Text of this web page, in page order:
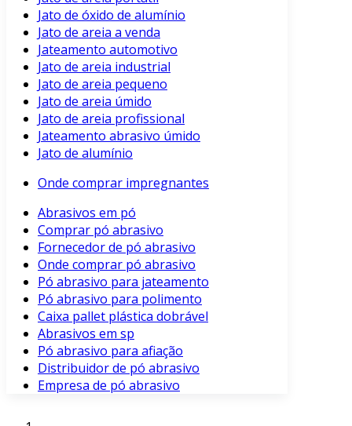
Jato de óxido de alumínio
Jato de areia a venda
Jateamento automotivo
Jato de areia industrial
Jato de areia pequeno
Jato de areia úmido
Jato de areia profissional
Jateamento abrasivo úmido
Jato de alumínio
Onde comprar impregnantes
Abrasivos em pó
Comprar pó abrasivo
Fornecedor de pó abrasivo
Onde comprar pó abrasivo
Pó abrasivo para jateamento
Pó abrasivo para polimento
Caixa pallet plástica dobrável
Abrasivos em sp
Pó abrasivo para afiação
Distribuidor de pó abrasivo
Empresa de pó abrasivo